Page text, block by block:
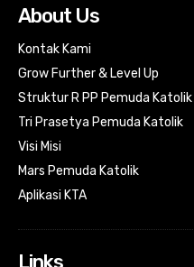
About Us
Kontak Kami
Grow Further & Level Up
Struktur R PP Pemuda Katolik
Tri Prasetya Pemuda Katolik
Visi Misi
Mars Pemuda Katolik
Aplikasi KTA
Links